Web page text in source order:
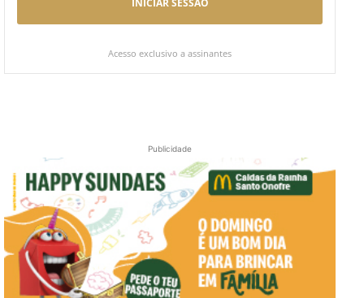
Acesso exclusivo a assinantes
Publicidade